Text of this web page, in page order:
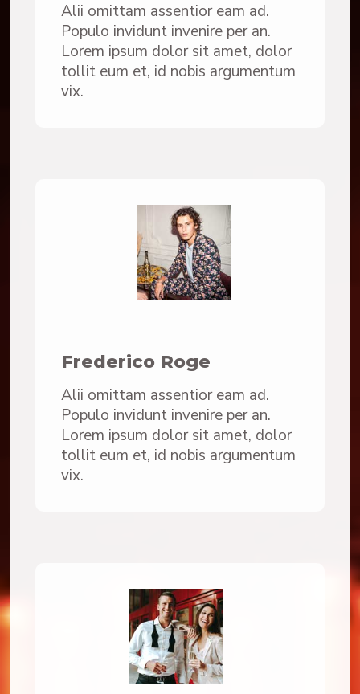
Alii omittam assentior eam ad.
Populo invidunt invenire per an.
Lorem ipsum dolor sit amet, dolor
tollit eum et, id nobis argumentum
vix.
Frederico Roge
Alii omittam assentior eam ad.
Populo invidunt invenire per an.
Lorem ipsum dolor sit amet, dolor
tollit eum et, id nobis argumentum
vix.